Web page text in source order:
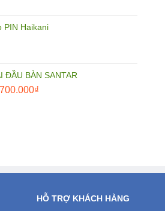
là:
PIN Haikani
ĐẦU BÀN SANTAR
₫Giá
HỖ TRỢ KHÁCH HÀNG